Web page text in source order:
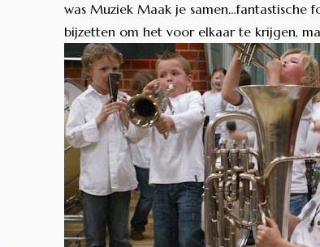
was Muziek Maak je samen…fantastische
bijzetten om het voor elkaar te krijgen,